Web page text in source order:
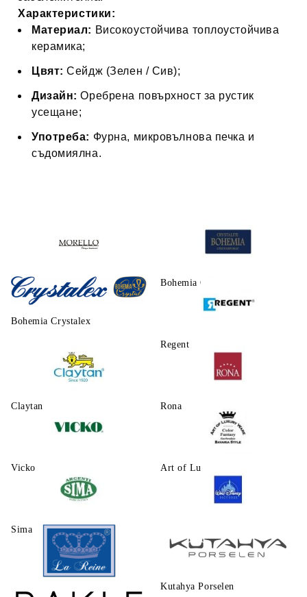
Характеристики:
Материал: Високоустойчива топлоустойчива
керамика;
Цвят: Сейдж (Зелен / Сив);
Дизайн: Оребрена повърхност за рустик
усещане;
Употреба: Фурна, микровълнова печка и
съдомиялна.
Morello Bohemia Crystalite
Bohemia Crystalex
Regent
Claytаn Rona
Vicko Art of Luxury Ware
Sima
La Reine Kutahya Porselen